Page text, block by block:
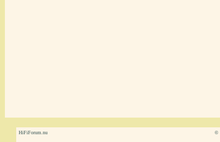
HiFiForum.nu ©